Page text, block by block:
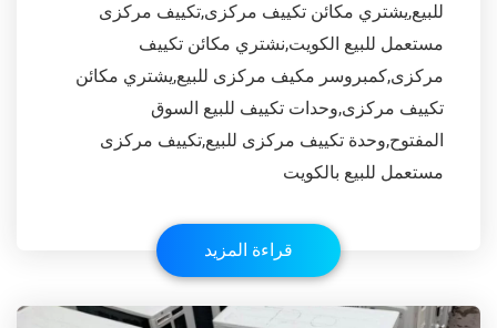
للبيع,يشتري مكائن تكييف مركزى,تكييف مركزى
مستعمل للبيع الكويت,نشتري مكائن تكييف
مركزى,كمبروسر مكيف مركزى للبيع,يشتري مكائن
تكييف مركزى,وحدات تكييف للبيع السوق
المفتوح,وحدة تكييف مركزى للبيع,تكييف مركزى
مستعمل للبيع بالكويت
قراءة المزيد